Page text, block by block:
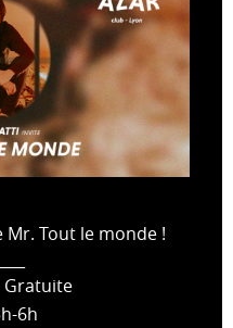
Tout le monde !
Gratuite
6h